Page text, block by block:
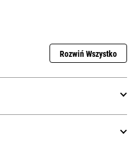
Rozwiń Wszystko